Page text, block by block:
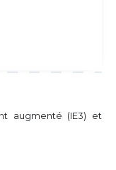
augmenté (IE3) et